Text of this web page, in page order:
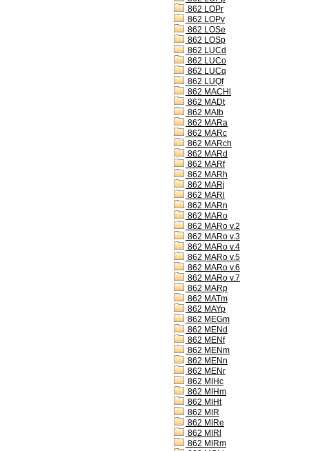
862 LOPr
862 LOPv
862 LOSe
862 LOSp
862 LUCd
862 LUCo
862 LUCq
862 LUQf
862 MACHl
862 MADt
862 MAIb
862 MARa
862 MARc
862 MARch
862 MARd
862 MARf
862 MARh
862 MARj
862 MARl
862 MARn
862 MARo
862 MARo v.2
862 MARo v.3
862 MARo v.4
862 MARo v.5
862 MARo v.6
862 MARo v.7
862 MARp
862 MATm
862 MAYp
862 MEGm
862 MENd
862 MENf
862 MENm
862 MENn
862 MENr
862 MIHc
862 MIHm
862 MIHt
862 MIR
862 MIRe
862 MIRl
862 MIRm